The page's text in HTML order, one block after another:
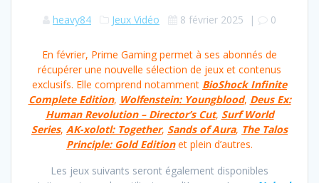
heavy84 Jeux Vidéo 8 février 2025 | 0
En février, Prime Gaming permet à ses abonnés de
récupérer une nouvelle sélection de jeux et contenus
exclusifs. Elle comprend notamment BioShock Infinite
Complete Edition, Wolfenstein: Youngblood, Deus Ex:
Human Revolution – Director’s Cut, Surf World
Series, AK-xolotl: Together, Sands of Aura, The Talos
Principle: Gold Editionet plein d’autres.
Les jeux suivants seront également disponibles